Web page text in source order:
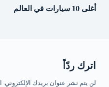
أغلى 10 سيارات في العالم
اترك ردّاً
لن يتم نشر عنوان بريدك الإلكتروني.